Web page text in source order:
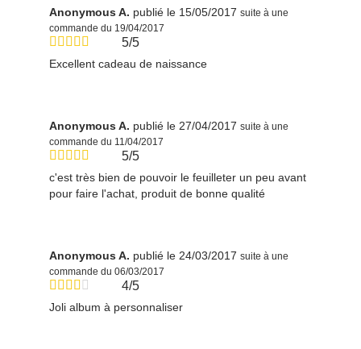
Anonymous A. publié le 15/05/2017 suite à une
commande du 19/04/2017
5/5
Excellent cadeau de naissance
Anonymous A. publié le 27/04/2017 suite à une
commande du 11/04/2017
5/5
c'est très bien de pouvoir le feuilleter un peu avant
pour faire l'achat, produit de bonne qualité
Anonymous A. publié le 24/03/2017 suite à une
commande du 06/03/2017
4/5
Joli album à personnaliser